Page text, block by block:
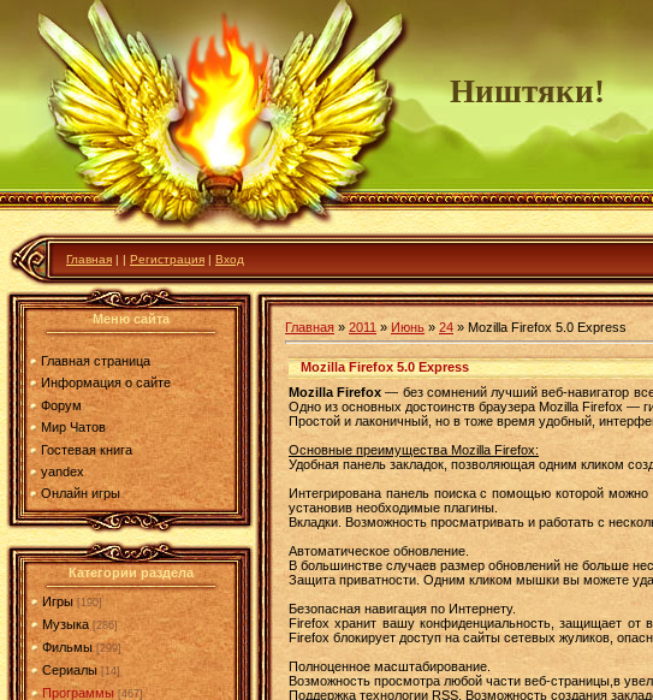
Ништяки!
Главная | | Регистрация | Вход
Меню сайта
Главная страница
Информация о сайте
Форум
Мир Чатов
Гостевая книга
yandex
Онлайн игры
Категории раздела
Игры [190]
Музыка [286]
Фильмы [299]
Сериалы [14]
Программы [467]
Главная » 2011 » Июнь » 24 » Mozilla Firefox 5.0 Express
Mozilla Firefox 5.0 Express
Mozilla Firefox — без сомнений лучший веб-навигатор
Одно из основных достоинств браузера Mozilla Firefox —
Простой и лаконичный, но в тоже время удобный,
Основные преимущества Mozilla Firefox:
Удобная панель закладок, позволяющая одним кликом
Интегрирована панель поиска с помощью которой
установив необходимые плагины.
Вкладки. Возможность просматривать и работать с
Автоматическое обновление.
В большинстве случаев размер обновлений не больше
Защита приватности. Одним кликом мышки вы можете
Безопасная навигация по Интернету.
Firefox хранит вашу конфиденциальность, защищает
Firefox блокирует доступ на сайты сетевых жуликов,
Полноценное масштабирование.
Возможность просмотра любой части веб-страницы,в
Поддержка технологии RSS. Возможность создания